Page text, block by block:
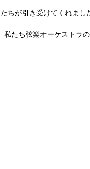
ちが引き受けてくれまし
たち弦楽オーケストラ